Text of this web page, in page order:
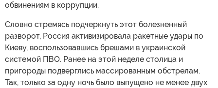
обвинениям в коррупции.
Словно стремясь подчеркнуть этот болезненный
разворот, Россия активизировала ракетные удары по
Киеву, воспользовавшись брешами в украинской
системой ПВО. Ранее на этой неделе столица и
пригороды подверглись массированным обстрелам.
Так, только за одну ночь было выпущено не менее двух